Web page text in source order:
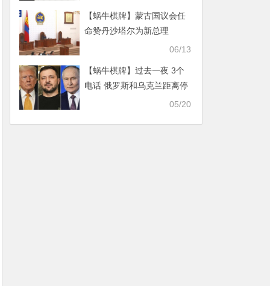
【蜗牛棋牌】蒙古国议会任
命赞丹沙塔尔为新总理
06/13
【蜗牛棋牌】过去一夜 3个
电话 俄罗斯和乌克兰距离停
05/20